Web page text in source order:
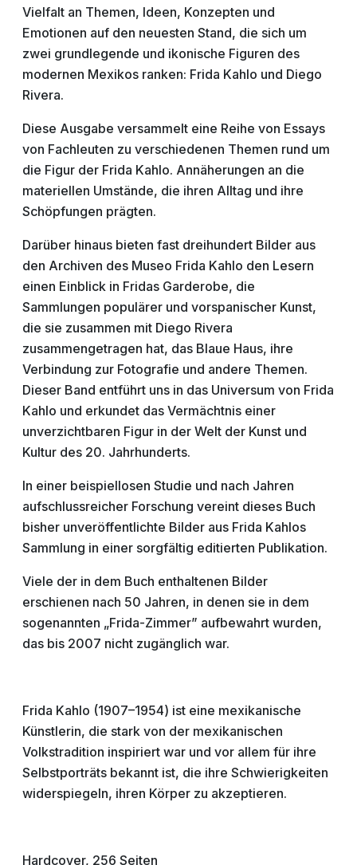
Vielfalt an Themen, Ideen, Konzepten und
Emotionen auf den neuesten Stand, die sich um
zwei grundlegende und ikonische Figuren des
modernen Mexikos ranken: Frida Kahlo und Diego
Rivera.
Diese Ausgabe versammelt eine Reihe von Essays
von Fachleuten zu verschiedenen Themen rund um
die Figur der Frida Kahlo. Annäherungen an die
materiellen Umstände, die ihren Alltag und ihre
Schöpfungen prägten.
Darüber hinaus bieten fast dreihundert Bilder aus
den Archiven des Museo Frida Kahlo den Lesern
einen Einblick in Fridas Garderobe, die
Sammlungen populärer und vorspanischer Kunst,
die sie zusammen mit Diego Rivera
zusammengetragen hat, das Blaue Haus, ihre
Verbindung zur Fotografie und andere Themen.
Dieser Band entführt uns in das Universum von Frida
Kahlo und erkundet das Vermächtnis einer
unverzichtbaren Figur in der Welt der Kunst und
Kultur des 20. Jahrhunderts.
In einer beispiellosen Studie und nach Jahren
aufschlussreicher Forschung vereint dieses Buch
bisher unveröffentlichte Bilder aus Frida Kahlos
Sammlung in einer sorgfältig editierten Publikation.
Viele der in dem Buch enthaltenen Bilder
erschienen nach 50 Jahren, in denen sie in dem
sogenannten „Frida-Zimmer” aufbewahrt wurden,
das bis 2007 nicht zugänglich war.
Frida Kahlo (1907–1954) ist eine mexikanische
Künstlerin, die stark von der mexikanischen
Volkstradition inspiriert war und vor allem für ihre
Selbstporträts bekannt ist, die ihre Schwierigkeiten
widerspiegeln, ihren Körper zu akzeptieren.
Hardcover, 256 Seiten